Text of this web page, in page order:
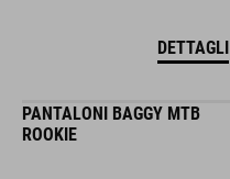
DETTAGLI
PANTALONI BAGGY MTB
ROOKIE